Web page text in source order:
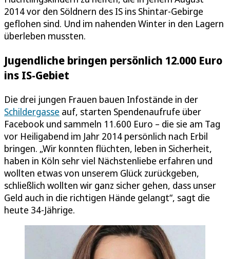
2014 vor den Söldnern des IS ins Shintar-Gebirge
geflohen sind. Und im nahenden Winter in den Lagern
überleben mussten.
Jugendliche bringen persönlich 12.000 Euro
ins IS-Gebiet
Die drei jungen Frauen bauen Infostände in der
Schildergasse auf, starten Spendenaufrufe über
Facebook und sammeln 11.600 Euro – die sie am Tag
vor Heiligabend im Jahr 2014 persönlich nach Erbil
bringen. „Wir konnten flüchten, leben in Sicherheit,
haben in Köln sehr viel Nächstenliebe erfahren und
wollten etwas von unserem Glück zurückgeben,
schließlich wollten wir ganz sicher gehen, dass unser
Geld auch in die richtigen Hände gelangt“, sagt die
heute 34-Jährige.